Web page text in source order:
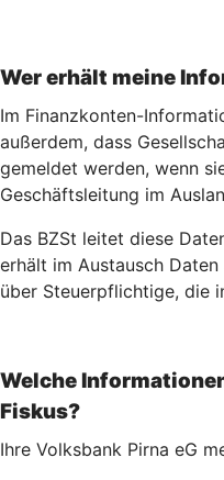
Wer erhält meine
Im Finanzkonten-
außerdem, dass
gemeldet werden, wenn
Geschäftsleitung im
Das BZSt leitet diese
erhält im Austausch
über Steuerpflichtige, die
Welche
Fiskus?
Ihre Volksbank Pirna eG